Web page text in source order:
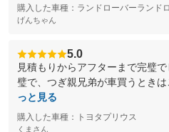
購入した車種：ランドローバーランド
げんちゃん
5.0
見積もりからアフターまで完璧
璧で、つぎ親兄弟が車買うとき
っと見る
購入した車種：トヨタプリウス
くまさん